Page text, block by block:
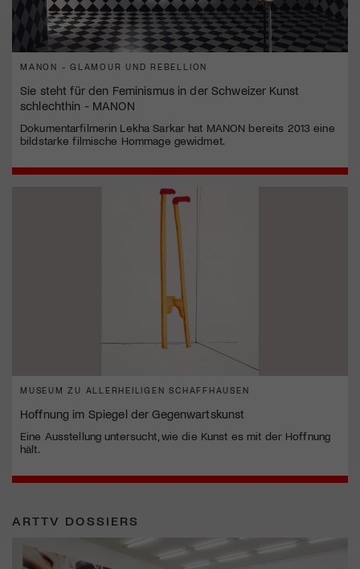
MANON - GLAMOUR UND REBELLION
Sie steht für den Feminismus in der Schweizer Kunst
schlechthin - MANON
Dokumentarfilmerin Lekha Sarkar hat MANON bereits 2013 eine
bildstarke filmische Hommage gewidmet.
MUSEUM ZU ALLERHEILIGEN SCHAFFHAUSEN
Hoffnung im Spiegel der Gegenwartskunst
Eine Ausstellung untersucht, wie die Kunst es mit der Hoffnung
hält.
ARTTV DOSSIERS